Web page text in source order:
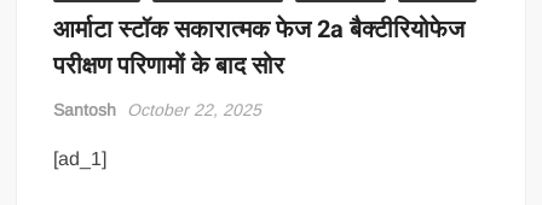
आर्माटा स्टॉक सकारात्मक फेज 2a बैक्टीरियोफेज
परीक्षण परिणामों के बाद सोर
Santosh October 22, 2025
[ad_1]